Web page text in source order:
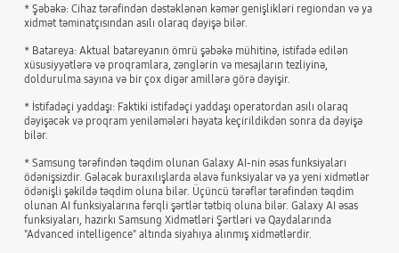
* Şəbəkə: Cihaz tərəfindən dəstəklənən kəmər genişlikləri regiondan və ya
xidmət təminatçısından asılı olaraq dəyişə bilər.
* Batareya: Aktual batareyanın ömrü şəbəkə mühitinə, istifadə edilən
xüsusiyyətlərə və proqramlara, zənglərin və mesajların tezliyinə,
doldurulma sayına və bir çox digər amillərə görə dəyişir.
* İstifadəçi yaddaşı: Faktiki istifadəçi yaddaşı operatordan asılı olaraq
dəyişəcək və proqram yeniləmələri həyata keçirildikdən sonra da dəyişə
bilər.
* Samsung tərəfindən təqdim olunan Galaxy AI-nin əsas funksiyaları
ödənişsizdir. Gələcək buraxılışlarda əlavə funksiyalar və ya yeni xidmətlər
ödənişli şəkildə təqdim oluna bilər. Üçüncü tərəflər tərəfindən təqdim
olunan AI funksiyalarına fərqli şərtlər tətbiq oluna bilər. Galaxy AI əsas
funksiyaları, hazırkı Samsung Xidmətləri Şərtləri və Qaydalarında
"Advanced intelligence" altında siyahıya alınmış xidmətlərdir.